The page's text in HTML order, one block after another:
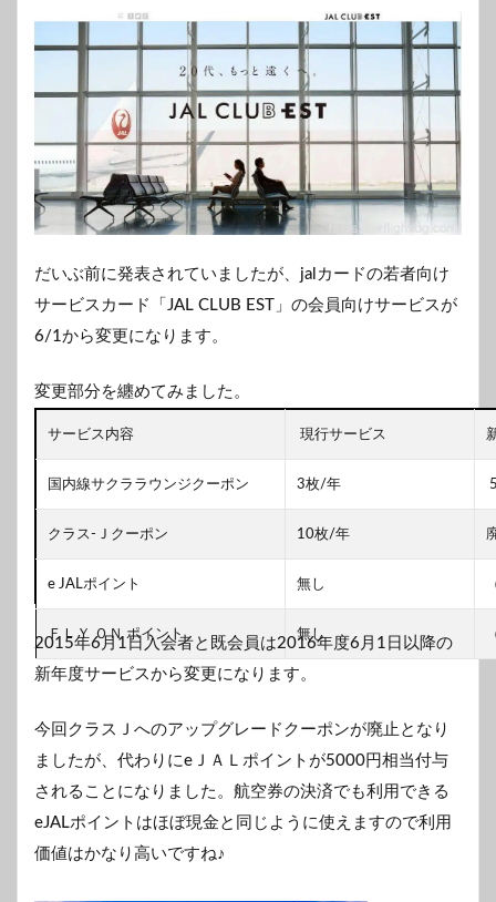
だいぶ前に発表されていましたが、jalカードの若者向け
サービスカード「JAL CLUB EST」の会員向けサービスが
6/1から変更になります。
変更部分を纏めてみました。
サービス内容 現行サービス
国内線サクララウンジクーポン 3枚/年
クラス-Ｊクーポン 10枚/年
e JALポイント 無し
ＦＬＹ ＯＮ ポイント 無し
2015年6月1日入会者と既会員は2016年度6月1日以降の
新年度サービスから変更になります。
今回クラスＪへのアップグレードクーポンが廃止となり
ましたが、代わりにeＪＡＬポイントが5000円相当付与
されることになりました。航空券の決済でも利用できる
eJALポイントはほぼ現金と同じように使えますので利用
価値はかなり高いですね♪